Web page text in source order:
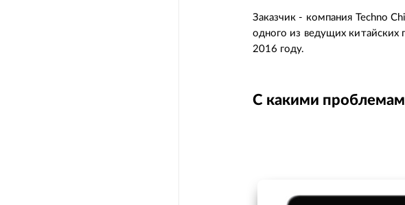
Заказчик - компания Techno
одного из ведущих
2016 году.
С какими